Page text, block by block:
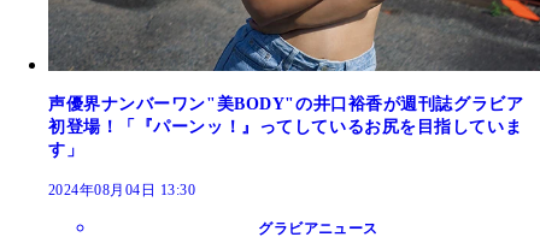
声優界ナンバーワン"美BODY"の井口裕香が週刊誌グラビア
初登場！「『パーンッ！』ってしているお尻を目指していま
す」
2024年08月04日 13:30
グラビアニュース